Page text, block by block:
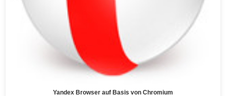
Yandex Browser auf Basis von Chromium